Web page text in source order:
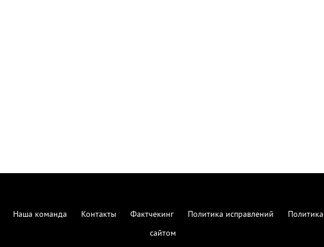
Наша команда Контакты Фактчекинг Политика исправлений
сайтом